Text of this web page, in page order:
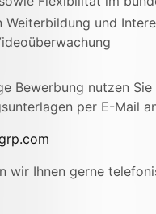
und
Bewerbung nutzen
per E-Mail
wir Ihnen gerne